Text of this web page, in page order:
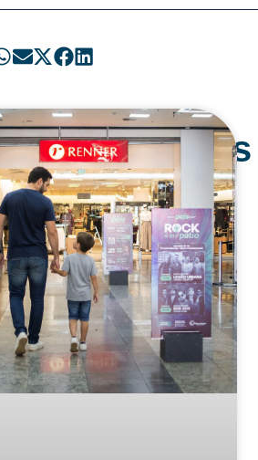
Relacionados